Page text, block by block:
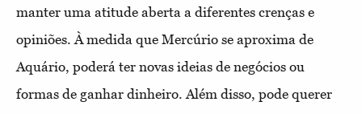
manter uma atitude aberta a diferentes crenças e
opiniões. À medida que Mercúrio se aproxima de
Aquário, poderá ter novas ideias de negócios ou
formas de ganhar dinheiro. Além disso, pode querer